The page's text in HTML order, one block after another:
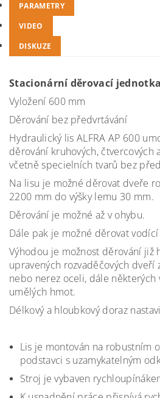
PARAMETRY
VIDEO
DISKUZE
Stacionární děrovací jednotka
Vyložení 600 mm
Děrování bez předvrtávání
Hydraulický lis ALFRA AP 600
děrování kruhových, čtvercových
včetně specielních tvarů bez
Na lisu je možné děrovat dveře
2200 mm do výšky lemu 30 mm.
Děrování je možné až v ohybu.
Dále pak je možné děrovat vodící
Výhodou je možnost děrování již
upravených rozvaděčových
nebo nerez oceli, dále některých
umělých hmot.
Délkový a hloubkový doraz
Lis je montován na robustním
podstavci s uzamykatelným
Stroj je vybaven